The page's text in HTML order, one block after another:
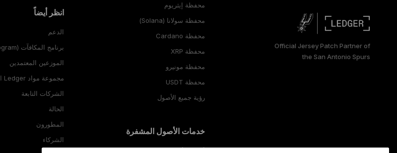
Official Jersey Patch Partner of
the San Antonio Spurs
محفظة إيثريوم
محفظة سولانا (Solana)
محفظة Cardano
محفظة XRP
محفظة مونيرو
محفظة USDT
رؤية جميع الأصول
خدمات الأصول المشفرة
انظر أيضاً
الدعم
برنامج المكافآت (Bounty Program)
الموزعين المعتمدين
مجموعة مواد Ledger الصحفية
الشركات التابعة
الحالة
المطورون
الشركاء